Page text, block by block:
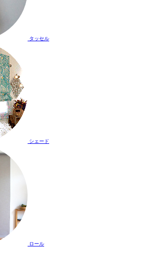
タッセル
シェード
ロール